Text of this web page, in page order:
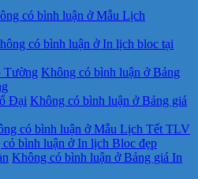
có bình luận ở Mẫu Lịch
có bình luận ở In lịch bloc tại
Tường Không có bình luận ở Bảng
Đại Không có bình luận ở Bảng giá
có bình luận ở Mẫu Lịch Tết TLV
bình luận ở In lịch Bloc đẹp
Không có bình luận ở Bảng giá In